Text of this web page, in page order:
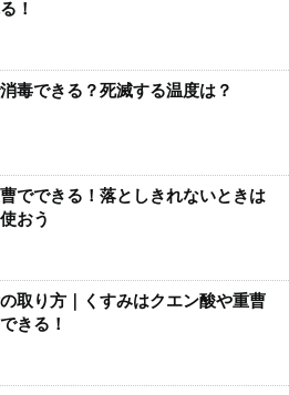
！
毒できる？死滅する温度は？
でできる！落としきれないときは
おう
取り方｜くすみはクエン酸や重曹
きる！